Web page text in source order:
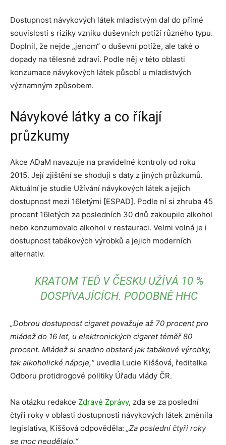
Dostupnost návykových látek mladistvým dal do přímé
souvislosti s riziky vzniku duševních potíží různého typu.
Doplnil, že nejde „jenom“ o duševní potíže, ale také o
dopady na tělesné zdraví. Podle něj v této oblasti
konzumace návykových látek působí u mladistvých
významným způsobem.
Návykové látky a co říkají
průzkumy
Akce ADaM navazuje na pravidelné kontroly od roku
2015. Její zjištění se shodují s daty z jiných průzkumů.
Aktuální je studie Užívání návykových látek a jejich
dostupnost mezi 16letými [ESPAD]. Podle ní si zhruba 45
procent 16letých za posledních 30 dnů zakoupilo alkohol
nebo konzumovalo alkohol v restauraci. Velmi volná je i
dostupnost tabákových výrobků a jejich moderních
alternativ.
KRATOM TEĎ V ČESKU UŽÍVÁ 10 %
DOSPÍVAJÍCÍCH. PODOBNĚ HHC
„Dobrou dostupnost cigaret považuje až 70 procent pro
mládež do 16 let, u elektronických cigaret téměř 80
procent. Mládež si snadno obstará jak tabákové výrobky,
tak alkoholické nápoje,“uvedla Lucie Kiššová, ředitelka
Odboru protidrogové politiky Úřadu vlády ČR.
Na otázku redakce Zdravé Zprávy, zda se za poslední
čtyři roky v oblasti dostupnosti návykových látek změnila
legislativa, Kiššová odpověděla: „Za poslední čtyři roky
se moc neudělalo.“